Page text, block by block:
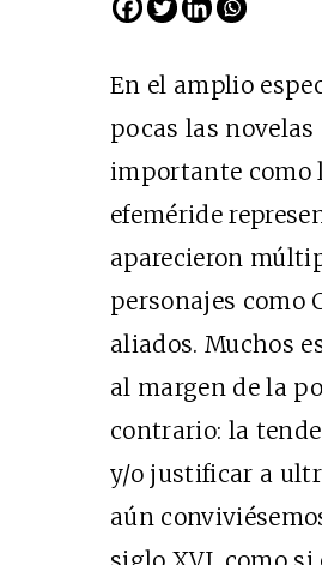
En el amplio
pocas las
importante como
efeméride
aparecieron
personajes como
aliados. Muchos
al margen de la
contrario: la
y/o justificar a
aún
N° 299 /